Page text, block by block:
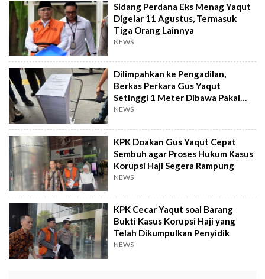
Sidang Perdana Eks Menag Yaqut
Digelar 11 Agustus, Termasuk
Tiga Orang Lainnya
NEWS
Dilimpahkan ke Pengadilan,
Berkas Perkara Gus Yaqut
Setinggi 1 Meter Dibawa Pakai
Troli
NEWS
KPK Doakan Gus Yaqut Cepat
Sembuh agar Proses Hukum Kasus
Korupsi Haji Segera Rampung
NEWS
KPK Cecar Yaqut soal Barang
Bukti Kasus Korupsi Haji yang
Telah Dikumpulkan Penyidik
NEWS